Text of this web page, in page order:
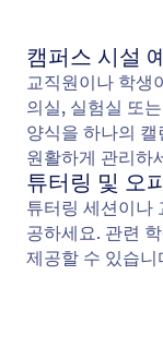
캠퍼스 시설
교직원이나 학생
의실, 실험실 또
양식을 하나의
원활하게 관리하
튜터링 및 오
튜터링 세션이나
공하세요. 관련
제공할 수 있습니